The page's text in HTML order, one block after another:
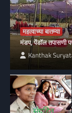
महत्वाच्या बातम्या
मंडप, पेंडॉल तपासणी
Kanthak